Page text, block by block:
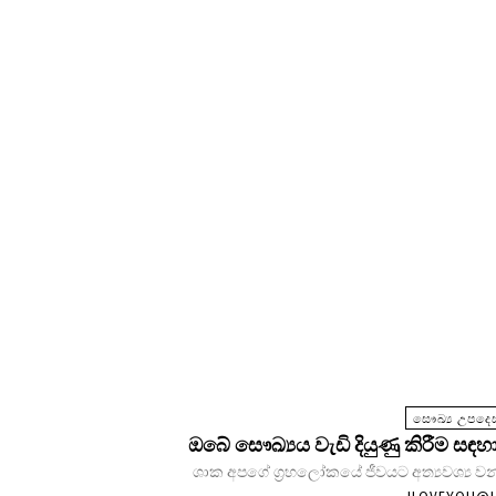
සෞඛ්‍ය
ඔබේ සෞඛ්‍යය වැඩි දියුණු කිරීම
ශාක අපගේ ග්‍රහලෝකයේ ජීවයට අත්‍යවශ්‍ය